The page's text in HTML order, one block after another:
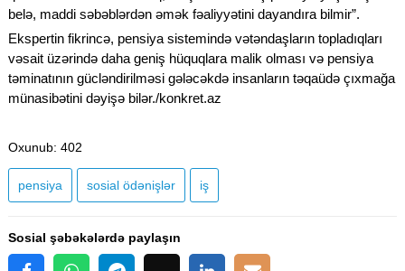
belə, maddi səbəblərdən əmək fəaliyyətini dayandıra bilmir”.
Ekspertin fikrincə, pensiya sistemində vətəndaşların topladıqları
vəsait üzərində daha geniş hüquqlara malik olması və pensiya
təminatının gücləndirilməsi gələcəkdə insanların təqaüdə çıxmağa
münasibətini dəyişə bilər./konkret.az
Oxunub: 402
pensiya sosial ödənişlər iş
Sosial şəbəkələrdə paylaşın